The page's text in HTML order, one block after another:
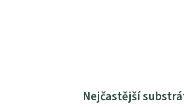
Nejčastější